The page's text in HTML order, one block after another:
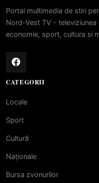
Portal multimedia de stiri
Nord-Vest TV -
economie, sport, cultura si
CATEGORII
Locale
Sport
Cultură
Naționale
Bursa zvonurilor